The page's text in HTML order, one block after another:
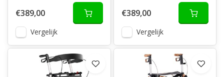
€389,00
Vergelijk
€389,00
Vergelijk